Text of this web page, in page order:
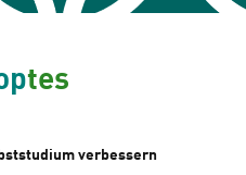
tes
verbessern